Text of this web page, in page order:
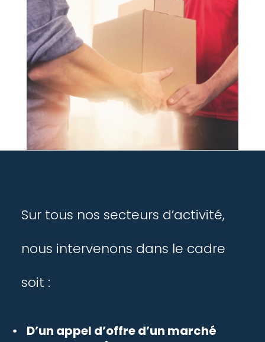
Sur tous nos secteurs d’activité,
nous intervenons dans le cadre
soit :
D’un appel d’offre d’un marché